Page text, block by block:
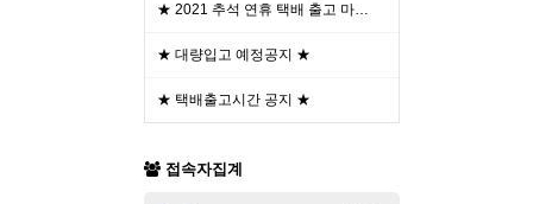
★ 2021 추석 연휴 택배 출고 마…
★ 대량입고 예정공지 ★
★ 택배출고시간 공지 ★
접속자집계